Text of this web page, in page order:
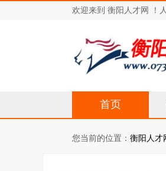
欢迎来到 衡阳人才网 ！
首页
您当前的位置： 衡阳人才